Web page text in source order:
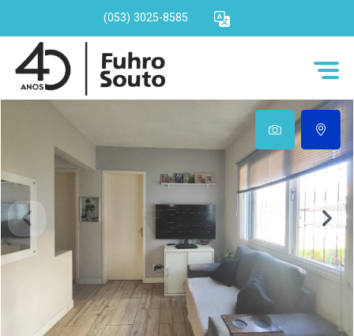
(053) 3025-8585